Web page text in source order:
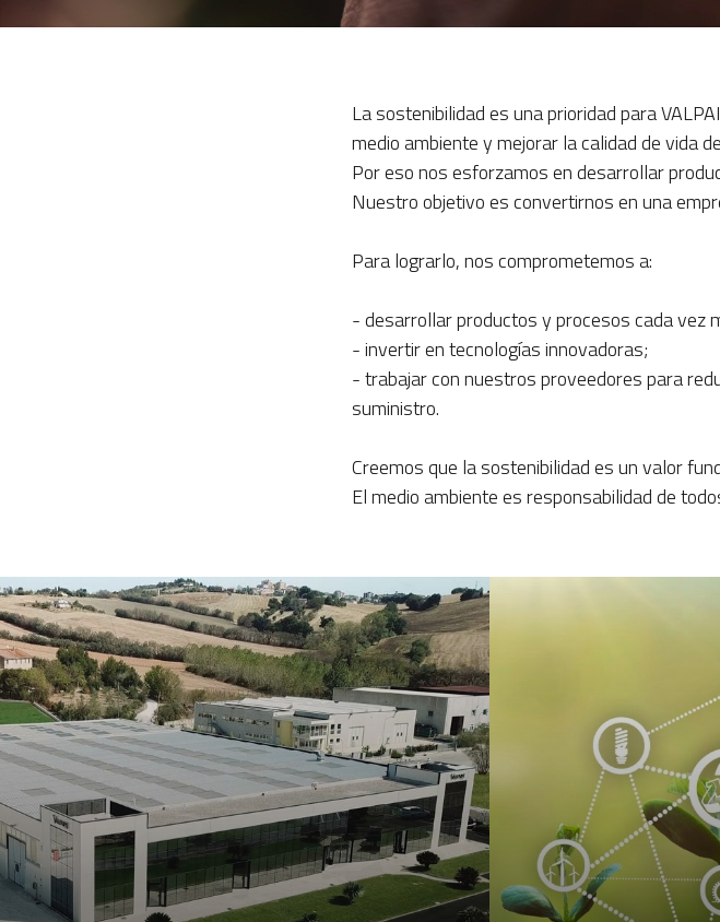
La sostenibilidad es una prioridad para
medio ambiente y mejorar la calidad de vida
Por eso nos esforzamos en desarrollar
Nuestro objetivo es convertirnos en una
Para lograrlo, nos comprometemos a:
- desarrollar productos y procesos cada vez
- invertir en tecnologías innovadoras;
- trabajar con nuestros proveedores para
suministro.
Creemos que la sostenibilidad es un valor
El medio ambiente es responsabilidad de